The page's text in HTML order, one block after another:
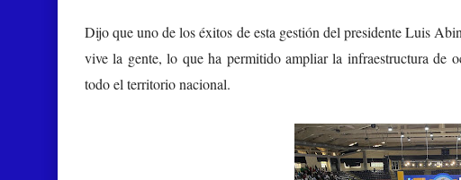
Dijo que uno de los éxitos de esta gestión del presidente Luis
vive la gente, lo que ha permitido ampliar la infraestructura de
todo el territorio nacional.